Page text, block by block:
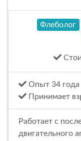
Флеболог
Опыт 34 года
Принимает
Работает с
двигательного